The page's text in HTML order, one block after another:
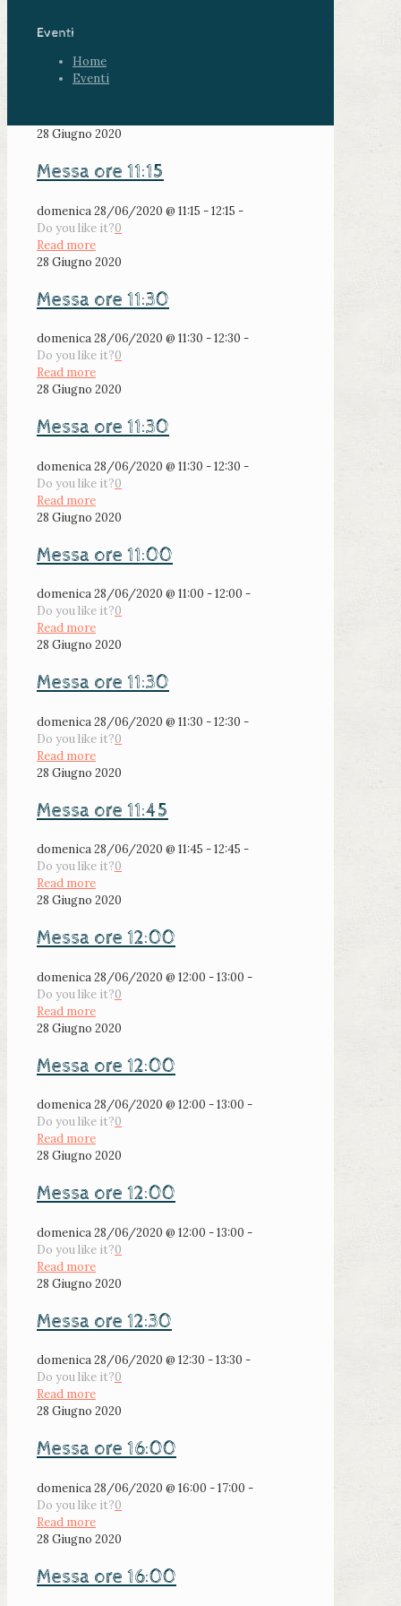
Eventi
Home
Eventi
28 Giugno 2020
Messa ore 11:15
domenica 28/06/2020 @ 11:15 - 12:15 -
Do you like it?0
Read more
28 Giugno 2020
Messa ore 11:30
domenica 28/06/2020 @ 11:30 - 12:30 -
Do you like it?0
Read more
28 Giugno 2020
Messa ore 11:30
domenica 28/06/2020 @ 11:30 - 12:30 -
Do you like it?0
Read more
28 Giugno 2020
Messa ore 11:00
domenica 28/06/2020 @ 11:00 - 12:00 -
Do you like it?0
Read more
28 Giugno 2020
Messa ore 11:30
domenica 28/06/2020 @ 11:30 - 12:30 -
Do you like it?0
Read more
28 Giugno 2020
Messa ore 11:45
domenica 28/06/2020 @ 11:45 - 12:45 -
Do you like it?0
Read more
28 Giugno 2020
Messa ore 12:00
domenica 28/06/2020 @ 12:00 - 13:00 -
Do you like it?0
Read more
28 Giugno 2020
Messa ore 12:00
domenica 28/06/2020 @ 12:00 - 13:00 -
Do you like it?0
Read more
28 Giugno 2020
Messa ore 12:00
domenica 28/06/2020 @ 12:00 - 13:00 -
Do you like it?0
Read more
28 Giugno 2020
Messa ore 12:30
domenica 28/06/2020 @ 12:30 - 13:30 -
Do you like it?0
Read more
28 Giugno 2020
Messa ore 16:00
domenica 28/06/2020 @ 16:00 - 17:00 -
Do you like it?0
Read more
28 Giugno 2020
Messa ore 16:00